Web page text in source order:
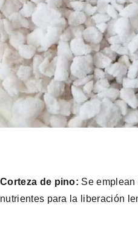
Corteza de pino: Se
nutrientes para la liberación